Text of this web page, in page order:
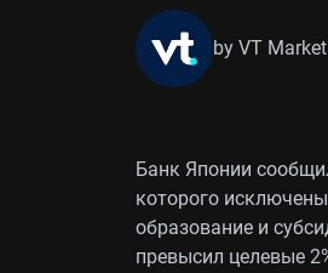
by VT
Банк Японии
которого
образование и
превысил целевые